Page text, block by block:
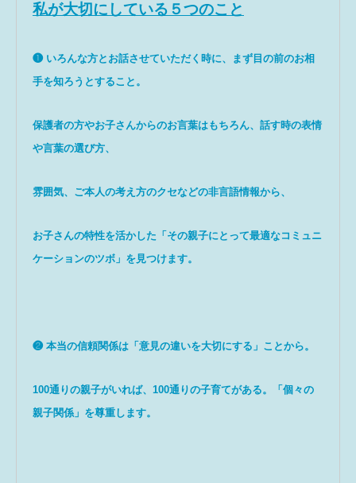
私が大切にしている５つのこと
❶ いろんな方とお話させていただく時に、まず目の前のお相
手を知ろうとすること。
保護者の方やお子さんからのお言葉はもちろん、話す時の表情
や言葉の選び方、
雰囲気、ご本人の考え方のクセなどの非言語情報から、
お子さんの特性を活かした「その親子にとって最適なコミュニ
ケーションのツボ」を見つけます。
❷ 本当の信頼関係は「意見の違いを大切にする」ことから。
100通りの親子がいれば、100通りの子育てがある。「個々の
親子関係」を尊重します。